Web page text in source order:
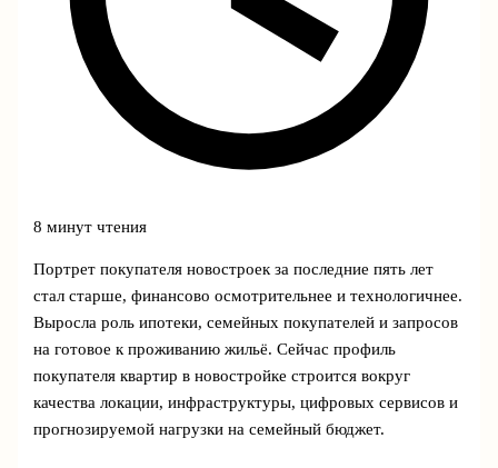
8 минут чтения
Портрет покупателя новостроек за последние пять лет
стал старше, финансово осмотрительнее и технологичнее.
Выросла роль ипотеки, семейных покупателей и запросов
на готовое к проживанию жильё. Сейчас профиль
покупателя квартир в новостройке строится вокруг
качества локации, инфраструктуры, цифровых сервисов и
прогнозируемой нагрузки на семейный бюджет.